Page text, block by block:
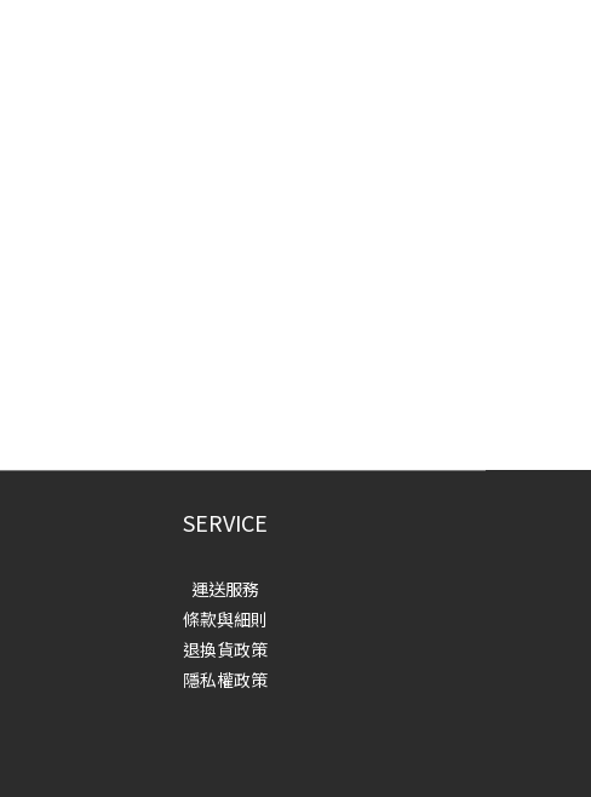
SERVICE
運送服務
條款與細則
退換貨政策
隱私權政策